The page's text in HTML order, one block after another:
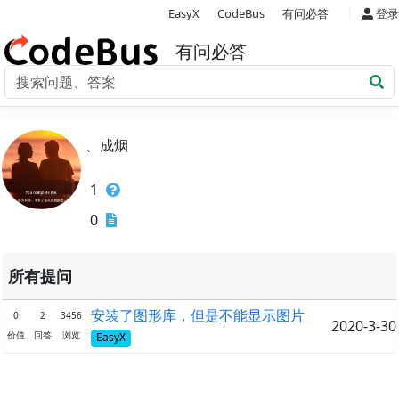
EasyX CodeBus 有问必答 登录
有问必答
、成烟
1
0
所有提问
0
价值
2
回答
3456
浏览
安装了图形库，但是不能显示图片
EasyX
2020-3-30